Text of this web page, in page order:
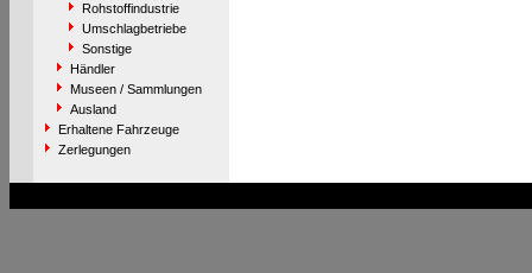
Rohstoffindustrie
Umschlagbetriebe
Sonstige
Händler
Museen / Sammlungen
Ausland
Erhaltene Fahrzeuge
Zerlegungen